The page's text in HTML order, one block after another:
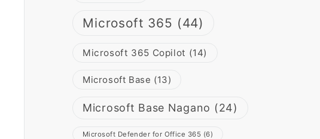
Microsoft 365 (44)
Microsoft 365 Copilot (14)
Microsoft Base (13)
Microsoft Base Nagano (24)
Microsoft Defender for Office 365 (6)